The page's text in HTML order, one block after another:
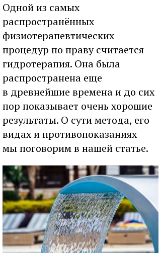
Одной из самых
распространённых
физиотерапевтических
процедур по праву считается
гидротерапия. Она была
распространена еще
в древнейшие времена и до сих
пор показывает очень хорошие
результаты. О сути метода, его
видах и противопоказаниях
мы поговорим в нашей статье.